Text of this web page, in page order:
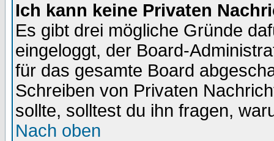
Ich kann keine Privaten
Es gibt drei mögliche Gründe
eingeloggt, der Board-
für das gesamte Board
Schreiben von Privaten
sollte, solltest du ihn fragen,
Nach oben